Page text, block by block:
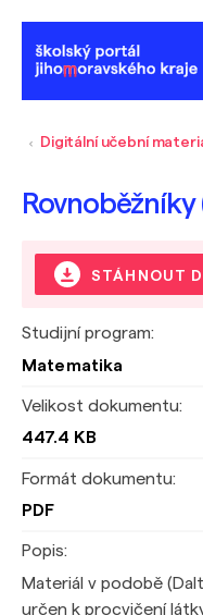
Digitální učební
STÁHNOUT
Studijní program:
Matematika
Velikost dokumentu:
447.4 KB
Formát dokumentu:
PDF
Popis:
Materiál v podobě
určen k procvičení